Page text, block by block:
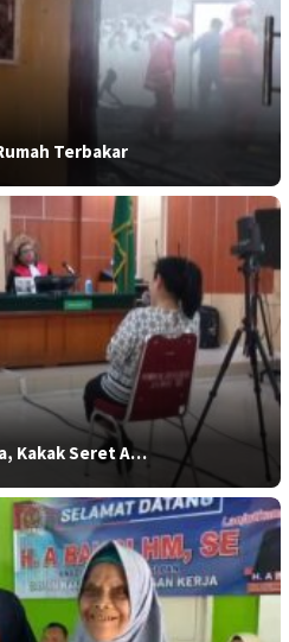
Terbakar
Kakak Seret A…